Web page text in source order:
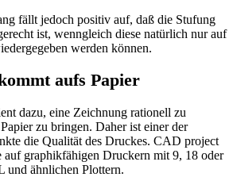
fällt jedoch positiv auf, daß die Stufung
ist, wenngleich diese natürlich nur auf
werden können.
aufs Papier
dazu, eine Zeichnung rationell zu
zu bringen. Daher ist einer der
die Qualität des Druckes. CAD project
auf graphikfähigen Druckern mit 9, 18 oder
und ähnlichen Plottern.